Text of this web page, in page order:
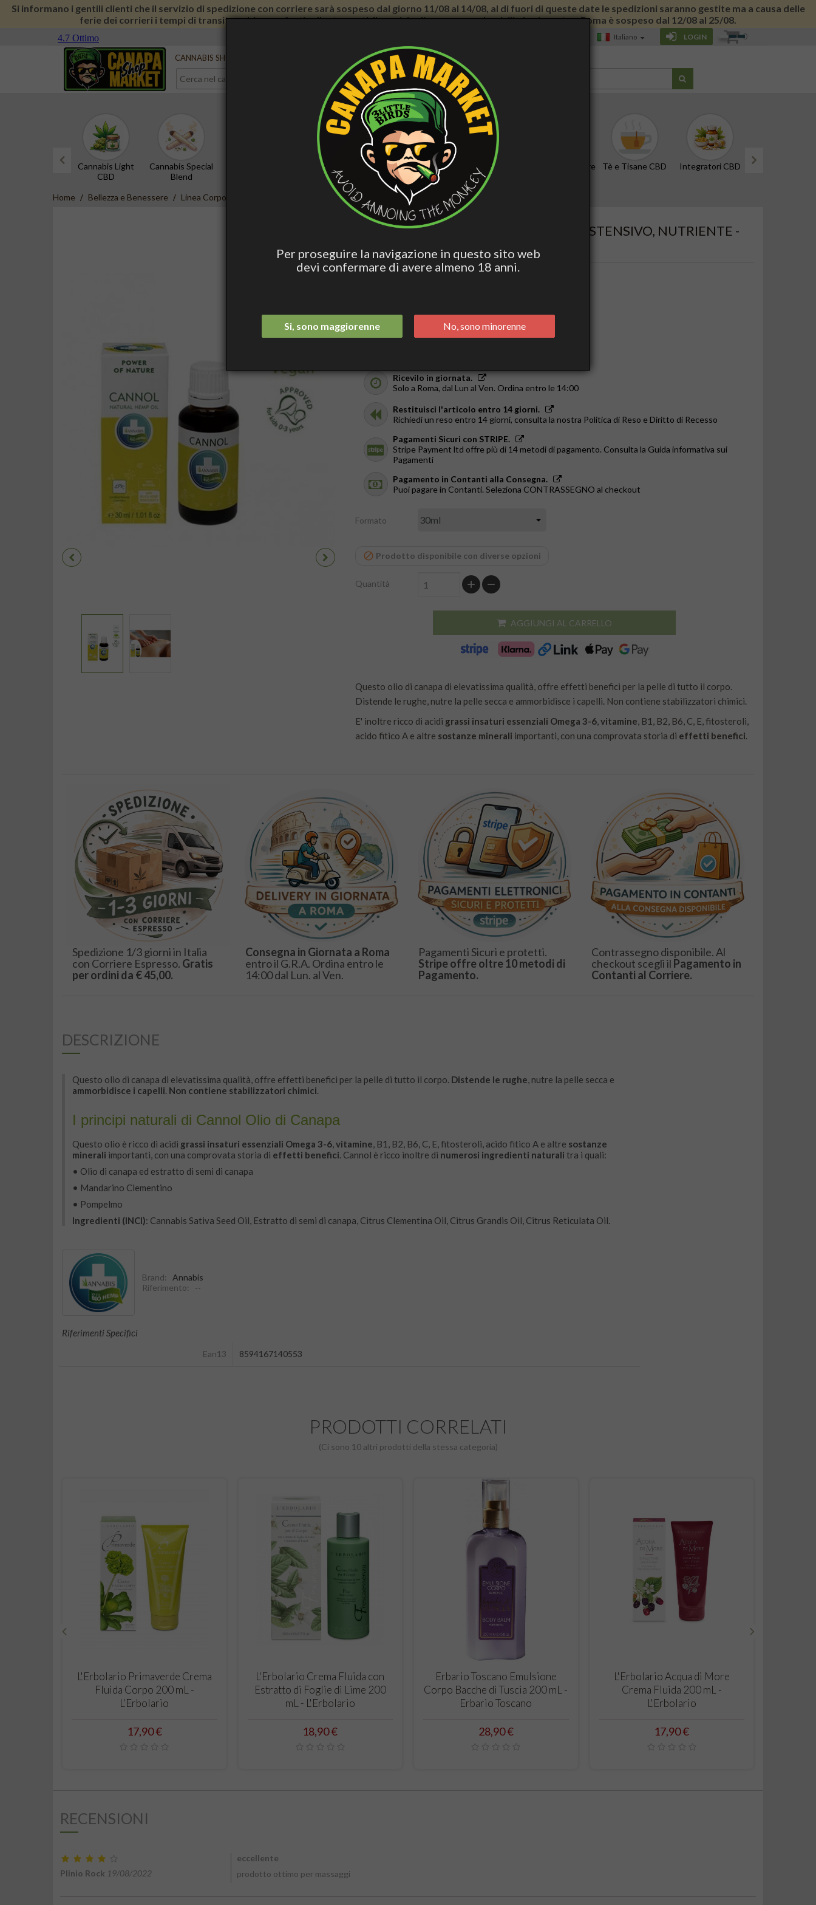
Si informano i gentili clienti che il servizio di spedizione con corriere sarà sospeso dal giorno 11/08 al 14/08, al di fuori di queste date le spedizioni saranno gestite ma a causa delle
ferie dei corrieri i tempi di transito subiranno forti rallentamenti. Il servizio di consegna a domicilio in giornata a Roma è sospeso dal 12/08 al 25/08.
Serve aiuto? Italiano LOGIN 0
CANNABIS SHOP CURA PERSONALE ACCESS. FUMATORI
Cannabis Light
CBD
Cannabis Special
Blend
Hashish Special
Blend
Edibili Attivi Per Dormire Olio CBD e Tinture Tè e Tisane CBD Integratori CBD
Home Bellezza e Benessere Linea Corpo Cannol - Olio corpo e capelli - distensivo, nutriente - Annabis
CANNOL - OLIO CORPO E CAPELLI - DISTENSIVO, NUTRIENTE -
Ricevilo in giornata.
Solo a Roma, dal Lun al Ven. Ordina entro le 14:00
Restituisci l'articolo entro 14 giorni.
Richiedi un reso entro 14 giorni, consulta la nostra Politica di Reso e Diritto di Recesso
Pagamenti Sicuri con STRIPE.
Stripe Payment ltd offre più di 14 metodi di pagamento. Consulta la Guida informativa sui
Pagamenti
Pagamento in Contanti alla Consegna.
Puoi pagare in Contanti. Seleziona CONTRASSEGNO al checkout
Formato
Prodotto disponibile con diverse opzioni
Quantità
AGGIUNGI AL CARRELLO
Questo olio di canapa di elevatissima qualità, offre effetti benefici per la pelle di tutto il corpo.
Distende le rughe, nutre la pelle secca e ammorbidisce i capelli. Non contiene stabilizzatori chimici.
E' inoltre ricco di acidi grassi insaturi essenziali Omega 3-6,vitamine, B1, B2, B6, C, E, fitosteroli,
acido fitico A e altre sostanze minerali importanti, con una comprovata storia di effetti benefici.
Spedizione 1/3 giorni in Italia
con Corriere Espresso. Gratis
per ordini da € 45,00.
Consegna in Giornata a Roma
entro il G.R.A. Ordina entro le
14:00 dal Lun. al Ven.
Pagamenti Sicuri e protetti.
Stripe offre oltre 10 metodi di
Pagamento.
Contrassegno disponibile. Al
checkout scegli il Pagamento in
Contanti al Corriere.
DESCRIZIONE
Questo olio di canapa di elevatissima qualità, offre effetti benefici per la pelle di tutto il corpo. Distende le rughe, nutre la pelle secca e
ammorbidisce i capelli. Non contiene stabilizzatori chimici.
I principi naturali di Cannol Olio di Canapa
Questo olio è ricco di acidi grassi insaturi essenziali Omega 3-6,vitamine, B1, B2, B6, C, E, fitosteroli, acido fitico A e altre sostanze
minerali importanti, con una comprovata storia di effetti benefici. Cannol è ricco inoltre di numerosi ingredienti naturali tra i quali:
• Olio di canapa ed estratto di semi di canapa
• Mandarino Clementino
• Pompelmo
Ingredienti (INCI): Cannabis Sativa Seed Oil, Estratto di semi di canapa, Citrus Clementina Oil, Citrus Grandis Oil, Citrus Reticulata Oil.
Brand:
Annabis
Riferimento:
--
Riferimenti Specifici
Ean13 8594167140553
PRODOTTI CORRELATI
(Ci sono 10 altri prodotti della stessa categoria)
CARRELLO
L'Erbolario Primaverde Crema
Fluida Corpo 200 mL -
L'Erbolario
Prezzo
17,90 €
CARRELLO
L'Erbolario Crema Fluida con
Estratto di Foglie di Lime 200
mL - L'Erbolario
Prezzo
18,90 €
CARRELLO
Erbario Toscano Emulsione
Corpo Bacche di Tuscia 200 mL -
Erbario Toscano
Prezzo
28,90 €
CARRELLO
L'Erbolario Acqua di More
Crema Fluida 200 mL -
L'Erbolario
Prezzo
17,90 €
RECENSIONI
Plinio Rock 19/08/2022
eccellente
prodotto ottimo per massaggi
Per proseguire la navigazione in questo sito web
devi confermare di avere almeno 18 anni.
Si, sono maggiorenne No, sono minorenne